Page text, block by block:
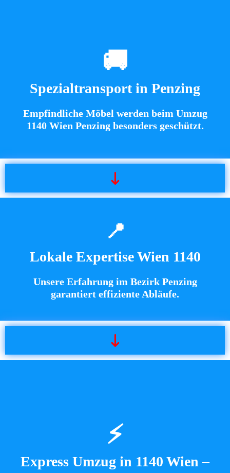
🚚
Spezialtransport in Penzing
Empfindliche Möbel werden beim Umzug
1140 Wien Penzingbesonders geschützt.
📍
Lokale Expertise Wien 1140
Unsere Erfahrung im Bezirk Penzing
garantiert effiziente Abläufe.
⚡
Express Umzug in 1140 Wien –